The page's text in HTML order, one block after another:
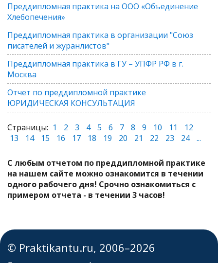
Преддипломная практика на ООО «Объединение
Хлебопечения»
Преддипломная практика в организации "Союз
писателей и журанлистов"
Преддипломная практика в ГУ – УПФР РФ в г.
Москва
Отчет по преддипломной практике
ЮРИДИЧЕСКАЯ КОНСУЛЬТАЦИЯ
Страницы: 1 2 3 4 5 6 7 8 9 10 11
12
13
14 15 16 17 18 19 20 21 22 23 24 ...
С любым отчетом по преддипломной практике
на нашем сайте можно ознакомится в течении
одного рабочего дня! Срочно ознакомиться с
примером отчета - в течении 3 часов!
© Praktikantu.ru, 2006–2026